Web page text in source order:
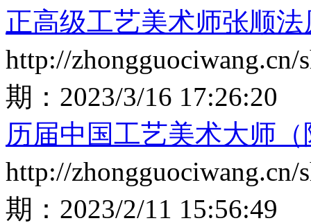
正高级工艺美术师张顺
http://zhongguociwang.cn/
期： 2023/3/16 17:26:20
历届中国工艺美术大师
http://zhongguociwang.cn/
期： 2023/2/11 15:56:49